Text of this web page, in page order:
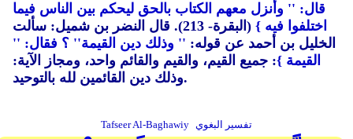
قال: '' وأنزل معهم الكتاب بالحق ليحكم بين الناس فيما
اختلفوا فيه }
(البقرة- 213). قال النضر بن شميل: سألت
الخليل بن أحمد عن قوله: '' وذلك دين القيمة'' ؟ فقال: ''
القيمة }: جميع القيم، والقيم والقائم واحد، ومجاز الآية:
وذلك دين القائمين لله بالتوحيد.
Tafseer Al-Baghawiy تفسير البغوي